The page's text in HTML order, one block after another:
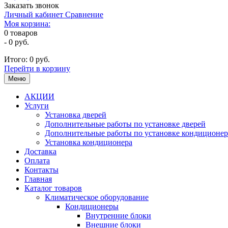
Заказать звонок
Личный кабинет Сравнение
Моя корзина:
0 товаров
- 0 руб.
Итого: 0 руб.
Перейти в корзину
Меню
АКЦИИ
Услуги
Установка дверей
Дополнительные работы по установке дверей
Дополнительные работы по установке
Установка кондиционера
Доставка
Оплата
Контакты
Главная
Каталог товаров
Климатическое оборудование
Кондиционеры
Внутренние блоки
Внешние блоки